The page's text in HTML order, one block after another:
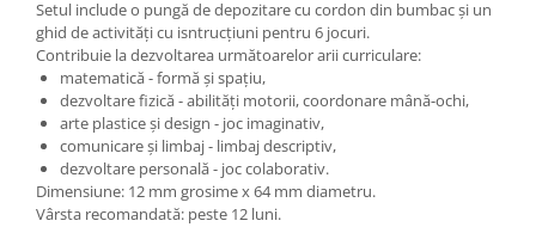
Experimente
Forme
Joc imaginativ
Jucării interactive
Lumina
Lumini si culori
Magnetism
Setul include o pungă de depozitare cu cordon din bumbac și un
ghid de activități cu isntrucțiuni pentru 6 jocuri.
Contribuie la dezvoltarea următoarelor arii curriculare:
matematică - formă și spațiu,
dezvoltare fizică - abilități motorii, coordonare mână-ochi,
arte plastice și design - joc imaginativ,
comunicare și limbaj - limbaj descriptiv,
dezvoltare personală - joc colaborativ.
Dimensiune: 12 mm grosime x 64 mm diametru.
Vârsta recomandată: peste 12 luni.